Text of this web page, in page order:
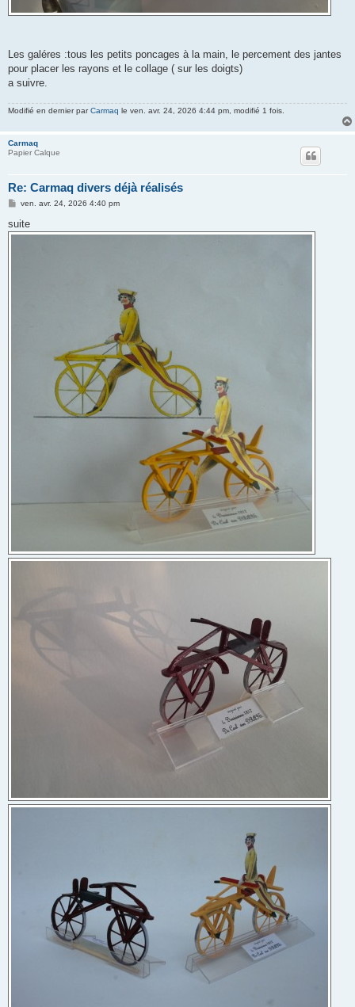
Les galéres :tous les petits poncages à la main, le percement des jantes
pour placer les rayons et le collage ( sur les doigts)
a suivre.
Modifié en dernier parCarmaq le ven. avr. 24, 2026 4:44 pm, modifié 1 fois.
Carmaq
Papier Calque
Re: Carmaq divers déjà réalisés
M
s
s
ven. avr. 24, 2026 4:40 pm
suite